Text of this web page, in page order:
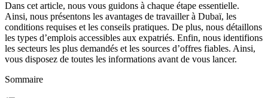
Dans cet article, nous vous guidons à chaque étape essentielle.
Ainsi, nous présentons les avantages de travailler à Dubaï, les
conditions requises et les conseils pratiques. De plus, nous détaillons
les types d’emplois accessibles aux expatriés. Enfin, nous identifions
les secteurs les plus demandés et les sources d’offres fiables. Ainsi,
vous disposez de toutes les informations avant de vous lancer.
Sommaire